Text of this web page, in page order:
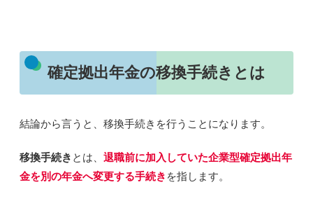
確定拠出年金の移換手続きとは
結論から言うと、移換手続き を行うことになります。
移換手続き とは、退職前に加入していた企業型確定拠出年
金を別の年金へ変更する手続き を指します。